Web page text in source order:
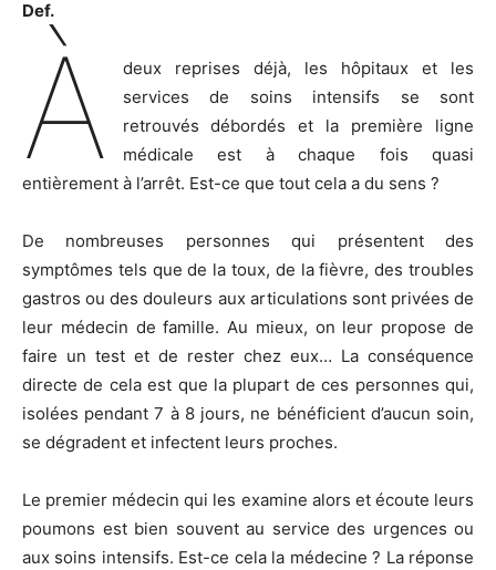
Def.
À
deux reprises déjà, les hôpitaux et les
services de soins intensifs se sont
retrouvés débordés et la première ligne
médicale est à chaque fois quasi
entièrement à l’arrêt. Est-ce que tout cela a du sens ?
De nombreuses personnes qui présentent des
symptômes tels que de la toux, de la fièvre, des troubles
gastros ou des douleurs aux articulations sont privées de
leur médecin de famille. Au mieux, on leur propose de
faire un test et de rester chez eux… La conséquence
directe de cela est que la plupart de ces personnes qui,
isolées pendant 7 à 8 jours, ne bénéficient d’aucun soin,
se dégradent et infectent leurs proches.
Le premier médecin qui les examine alors et écoute leurs
poumons est bien souvent au service des urgences ou
aux soins intensifs. Est-ce cela la médecine ? La réponse